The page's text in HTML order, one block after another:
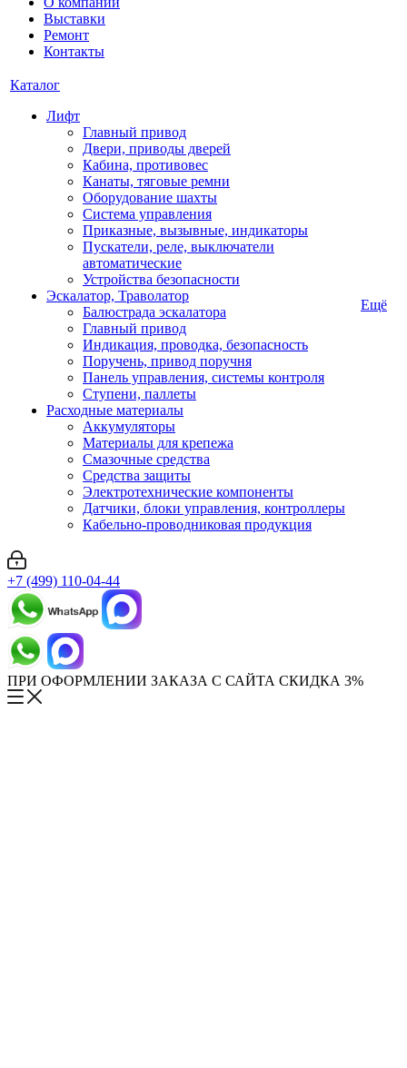
Выставки
Ремонт
Контакты
Каталог
Лифт
Главный привод
Двери, приводы дверей
Кабина, противовес
Канаты, тяговые ремни
Оборудование шахты
Система управления
Приказные, вызывные, индикаторы
Пускатели, реле, выключатели
автоматические
Устройства безопасности
Эскалатор, Траволатор
Балюстрада эскалатора
Главный привод
Индикация, проводка, безопасность
Поручень, привод поручня
Панель управления, системы контроля
Ступени, паллеты
Расходные материалы
Аккумуляторы
Материалы для крепежа
Смазочные средства
Средства защиты
Электротехнические компоненты
Датчики, блоки управления, контроллеры
Кабельно-проводниковая продукция
Ещё
+7 (499) 110-04-44
ПРИ ОФОРМЛЕНИИ ЗАКАЗА С САЙТА СКИДКА 3%